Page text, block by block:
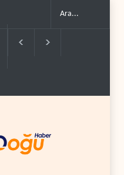
destek itiraf..